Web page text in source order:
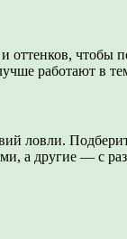
чтобы
работают в
ловли.
а другие — с